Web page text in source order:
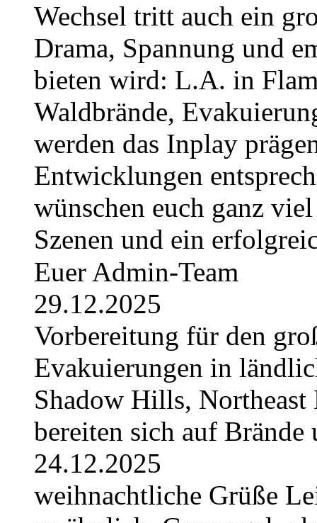
Wechsel tritt auch ein
Drama, Spannung und
bieten wird: L.A. in
Waldbrände,
werden das Inplay
Entwicklungen
wünschen euch ganz
Szenen und ein
Euer Admin-Team
29.12.2025
Vorbereitung für den
Evakuierungen in
Shadow Hills,
bereiten sich auf
24.12.2025
weihnachtliche Grüße